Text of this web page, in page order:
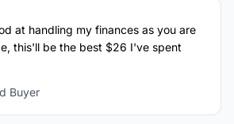
at handling my finances as you are
this'll be the best $26 I've spent
Buyer